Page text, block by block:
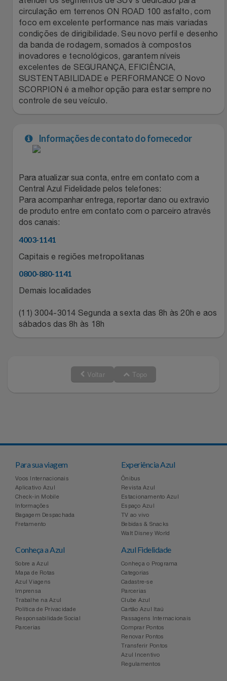
Notebooks E Tablet
Óculos
Papelaria
Páscoa
Perfumes
Relógios
Utilidades Industriais
Natura
Oster
Perfumes & Cosméticos
Portal Das Malas
Renner
Safe – Escola De Aviação
Stanley Pmi
Top Store
Tramontina
circulação em terrenos ON ROAD 100 asfalto, com
foco em excelente performance nas mais variadas
condições de dirigibilidade. Seu novo perfil e desenho
da banda de rodagem, somados à compostos
inovadores e tecnológicos, garantem níveis
excelentes de SEGURANÇA, EFICIÊNCIA,
SUSTENTABILIDADE e PERFORMANCE O Novo
SCORPION é a melhor opção para estar sempre no
controle de seu veículo.
Informações de contato do fornecedor
Para atualizar sua conta, entre em contato com a
Central Azul Fidelidade pelos telefones:
Para acompanhar entrega, reportar dano ou extravio
de produto entre em contato com o parceiro através
dos canais:
4003-1141
Capitais e regiões metropolitanas
0800-880-1141
Demais localidades
(11) 3004-3014 Segunda a sexta das 8h às 20h e aos
sábados das 8h às 18h
Voltar Topo
Para sua viagem
Voos Internacionais
Aplicativo Azul
Check-in Mobile
Informações
Bagagem Despachada
Fretamento
Experiência Azul
Ônibus
Revista Azul
Estacionamento Azul
Espaço Azul
TV ao vivo
Bebidas & Snacks
Walt Disney World
Conheça a Azul
Sobre a Azul
Mapa de Rotas
Azul Viagens
Imprensa
Trabalhe na Azul
Política de Privacidade
Responsabilidade Social
Parcerias
Azul Fidelidade
Conheça o Programa
Categorias
Cadastre-se
Parcerias
Clube Azul
Cartão Azul Itaú
Passagens Internacionais
Comprar Pontos
Renovar Pontos
Transferir Pontos
Azul Incentivo
Regulamentos